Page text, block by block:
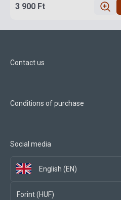
3 900 Ft
Contact us
Conditions of purchase
Social media
English (EN)
Forint (HUF)